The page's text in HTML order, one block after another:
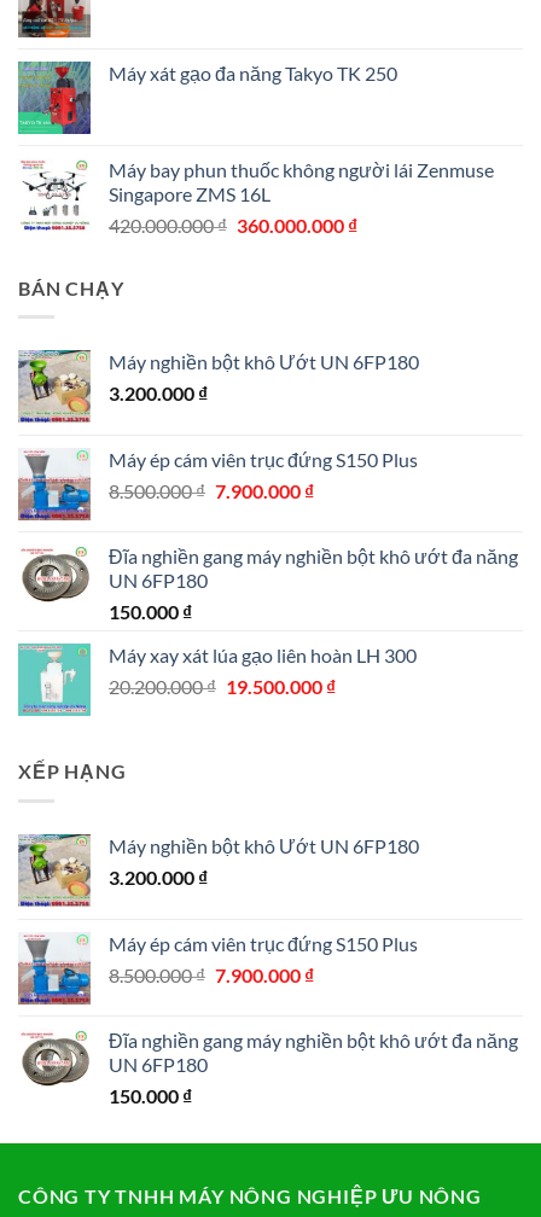
Máy xát gạo đa năng Takyo TK 250
Máy bay phun thuốc không người lái Zenmuse
Singapore ZMS 16L
420.000.000₫ Giá
360.000.000 ₫Giá
BÁN CHẠY
Máy nghiền bột khô Ướt UN 6FP180
3.200.000 ₫
Máy ép cám viên trục đứng S150 Plus
8.500.000₫ Giá
8.500.000 ₫.
7.900.000 ₫Giá
là:
Đĩa nghiền gang máy nghiền bột khô ướt đa năng
UN 6FP180
150.000 ₫
Máy xay xát lúa gạo liên hoàn LH 300
20.200.000₫ Giá
19.500.000 ₫Giá
XẾP HẠNG
Máy nghiền bột khô Ướt UN 6FP180
3.200.000 ₫
Máy ép cám viên trục đứng S150 Plus
8.500.000₫ Giá
8.500.000 ₫.
7.900.000 ₫Giá
là:
Đĩa nghiền gang máy nghiền bột khô ướt đa năng
UN 6FP180
150.000 ₫
CÔNG TY TNHH MÁY NÔNG NGHIỆP ƯU NÔNG